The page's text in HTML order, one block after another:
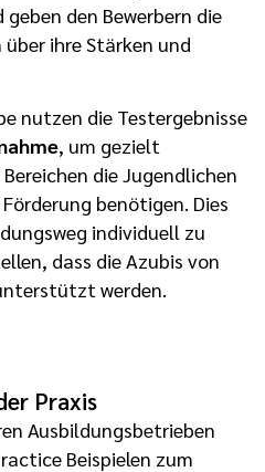
geben den Bewerbern die
ihre Stärken und
nutzen die Testergebnisse
, um gezielt
die Jugendlichen
benötigen. Dies
individuell zu
dass die Azubis von
werden.
Praxis
Ausbildungsbetrieben
Beispielen zum